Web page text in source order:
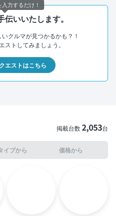
いいたします。
クルマが見つかるかも？！
ストしてみましょう。
エストはこちら
掲載台数2,053台
イプから 価格から
力するだけ！